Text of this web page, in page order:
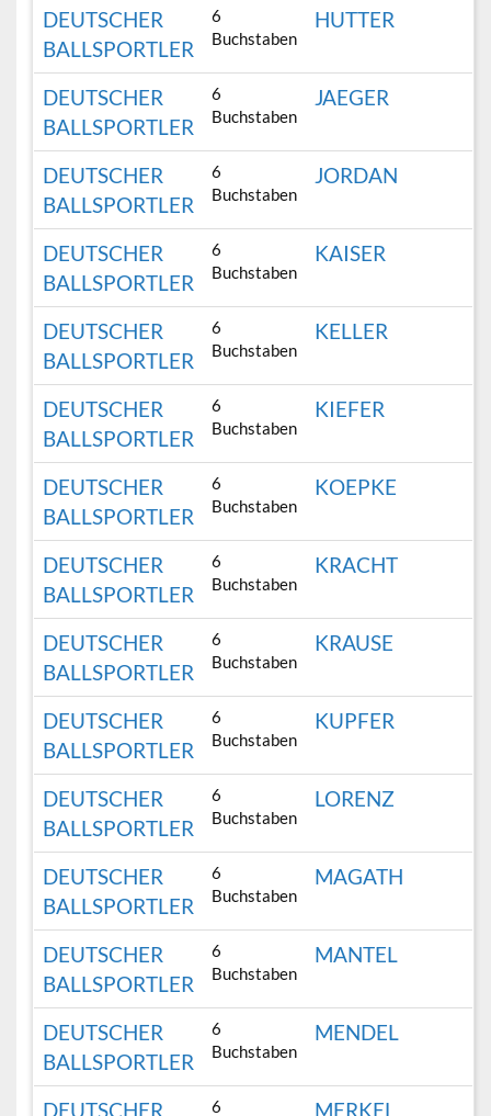
DEUTSCHER
BALLSPORTLER
6
Buchstaben
HUTTER
DEUTSCHER
BALLSPORTLER
6
Buchstaben
JAEGER
DEUTSCHER
BALLSPORTLER
6
Buchstaben
JORDAN
DEUTSCHER
BALLSPORTLER
6
Buchstaben
KAISER
DEUTSCHER
BALLSPORTLER
6
Buchstaben
KELLER
DEUTSCHER
BALLSPORTLER
6
Buchstaben
KIEFER
DEUTSCHER
BALLSPORTLER
6
Buchstaben
KOEPKE
DEUTSCHER
BALLSPORTLER
6
Buchstaben
KRACHT
DEUTSCHER
BALLSPORTLER
6
Buchstaben
KRAUSE
DEUTSCHER
BALLSPORTLER
6
Buchstaben
KUPFER
DEUTSCHER
BALLSPORTLER
6
Buchstaben
LORENZ
DEUTSCHER
BALLSPORTLER
6
Buchstaben
MAGATH
DEUTSCHER
BALLSPORTLER
6
Buchstaben
MANTEL
DEUTSCHER
BALLSPORTLER
6
Buchstaben
MENDEL
DEUTSCHER 6 MERKEL